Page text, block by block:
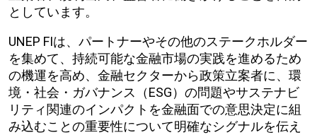
としています。
UNEP FIは、パートナーやその他のステークホルダー
を集めて、持続可能な金融市場の実践を進めるため
の機運を高め、金融セクターから政策立案者に、環
境・社会・ガバナンス（ESG）の問題やサステナビ
リティ関連のインパクトを金融面での意思決定に組
み込むことの重要性について明確なシグナルを伝え